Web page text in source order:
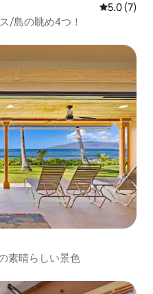
レビュー7
5.0 (7)
/島の眺め4つ！
素晴らしい景色